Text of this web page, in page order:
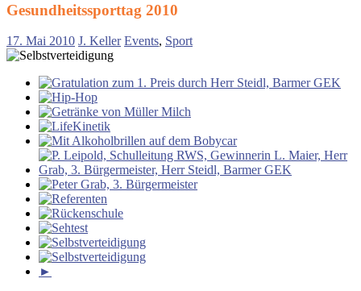
Gesundheitssporttag 2010
17. Mai 2010 J. Keller Events, Sport
►